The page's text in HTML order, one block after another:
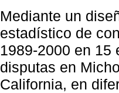
Mediante un
estadístico de
1989-2000 en 15
disputas en
California, en